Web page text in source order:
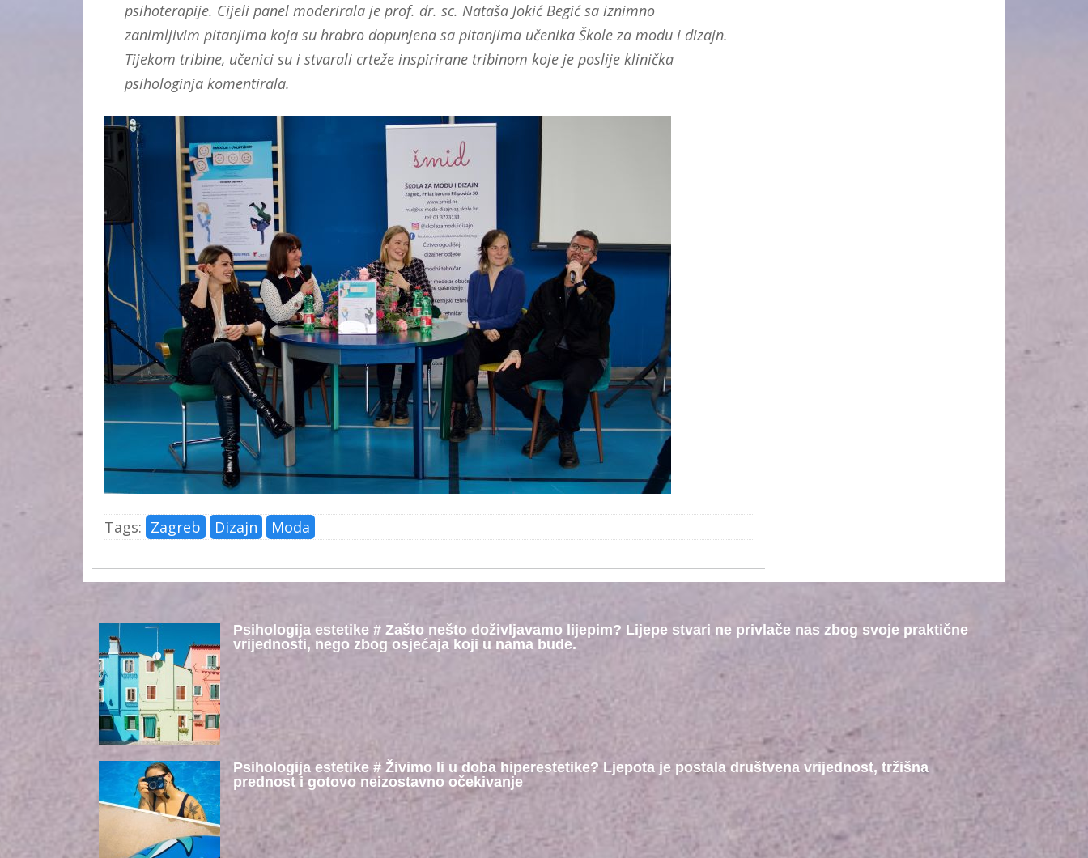
psihoterapije. Cijeli panel moderirala je prof. dr. sc. Nataša Jokić Begić sa iznimno
zanimljivim pitanjima koja su hrabro dopunjena sa pitanjima učenika Škole za modu i dizajn.
Tijekom tribine, učenici su i stvarali crteže inspirirane tribinom koje je poslije klinička
psihologinja komentirala.
Tags: Zagreb Dizajn Moda
Psihologija estetike # Zašto nešto doživljavamo lijepim? Lijepe stvari ne privlače nas zbog svoje praktične
vrijednosti, nego zbog osjećaja koji u nama bude.
Psihologija estetike # Živimo li u doba hiperestetike? Ljepota je postala društvena vrijednost, tržišna
prednost i gotovo neizostavno očekivanje